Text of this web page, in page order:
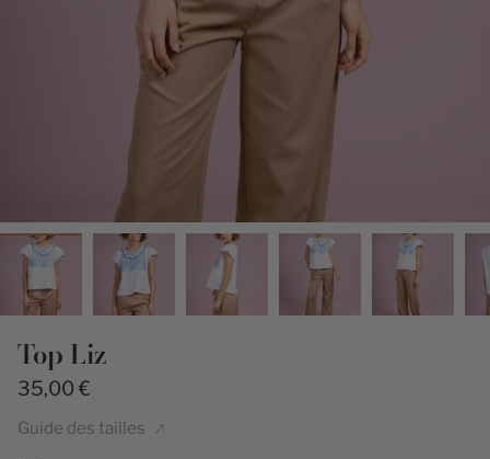
Top Liz
35,00 €
Guide des tailles